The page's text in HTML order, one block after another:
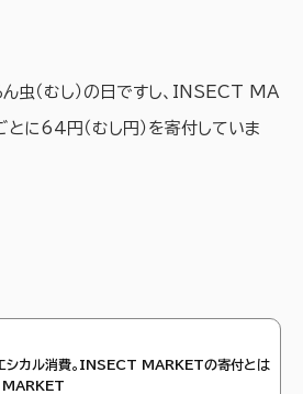
虫（むし）の日ですし、INSECT MA
に64円（むし円）を寄付していま
シカル消費。INSECT MARKETの寄付とは